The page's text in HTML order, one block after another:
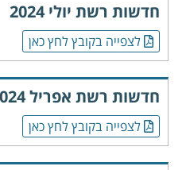
חדשות רשת יולי 2024
לצפייה בקובץ לחץ כאן
חדשות רשת אפריל 2024
לצפייה בקובץ לחץ כאן